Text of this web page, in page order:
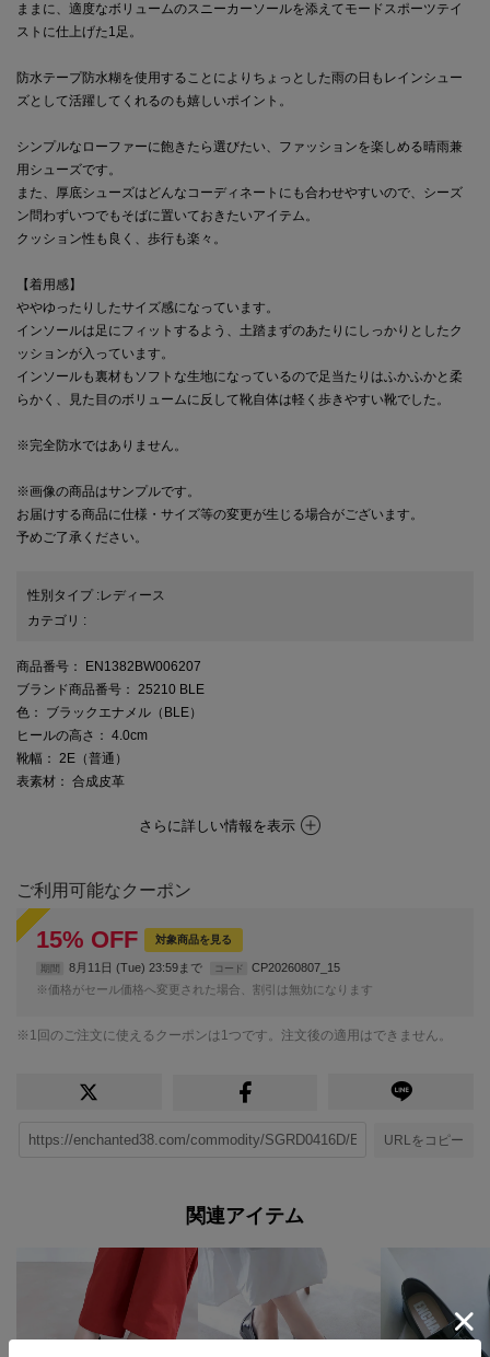
ままに、適度なボリュームのスニーカーソールを添えてモードスポーツテイ
ストに仕上げた1足。
防水テープ防水糊を使用することによりちょっとした雨の日もレインシュー
ズとして活躍してくれるのも嬉しいポイント。
シンプルなローファーに飽きたら選びたい、ファッションを楽しめる晴雨兼
用シューズです。
また、厚底シューズはどんなコーディネートにも合わせやすいので、シーズ
ン問わずいつでもそばに置いておきたいアイテム。
クッション性も良く、歩行も楽々。
【着用感】
ややゆったりしたサイズ感になっています。
インソールは足にフィットするよう、土踏まずのあたりにしっかりとしたク
ッションが入っています。
インソールも裏材もソフトな生地になっているので足当たりはふかふかと柔
らかく、見た目のボリュームに反して靴自体は軽く歩きやすい靴でした。
※完全防水ではありません。
※画像の商品はサンプルです。
お届けする商品に仕様・サイズ等の変更が生じる場合がございます。
予めご了承ください。
性別タイプ :レディース
カテゴリ :
商品番号 ： EN1382BW006207
ブランド商品番号 ： 25210 BLE
色 ： ブラックエナメル（BLE）
ヒールの高さ ： 4.0cm
靴幅 ： 2E（普通）
表素材 ： 合成皮革
さらに詳しい情報を表示
ご利用可能なクーポン
15% OFF 対象商品を見る
期間 8月11日 (Tue) 23:59まで コード
CP20260807_15
※価格がセール価格へ変更された場合、割引は無効になります
※1回のご注文に使えるクーポンは1つです。注文後の適用はできません。
URLをコピー
関連アイテム